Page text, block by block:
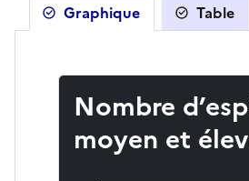
Graphique Table
Nombre
moyen et